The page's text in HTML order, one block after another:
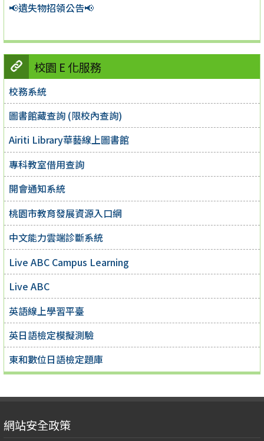
📢遺失物招領公告📢
校園 E 化服務
校務系統
圖書館藏查詢 (限校內查詢)
Airiti Library華藝線上圖書館
專科教室借用查詢
開會通知系統
桃園市教育發展資源入口網
中文能力雲端診斷系統
Live ABC Campus Learning
Live ABC
英語線上學習平臺
英日語檢定模擬測驗
東和數位日語檢定題庫
網站安全政策